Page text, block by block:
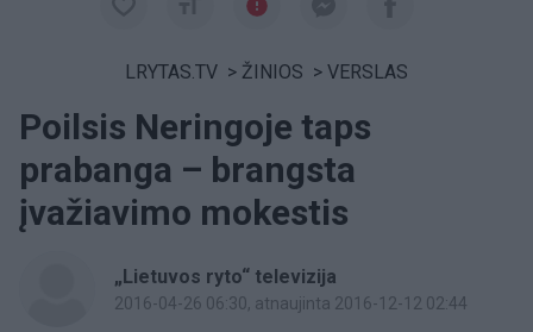
LRYTAS.TV > ŽINIOS > VERSLAS
Poilsis Neringoje taps
prabanga – brangsta
įvažiavimo mokestis
„Lietuvos ryto“ televizija
2016-04-26 06:30, atnaujinta 2016-12-12 02:44